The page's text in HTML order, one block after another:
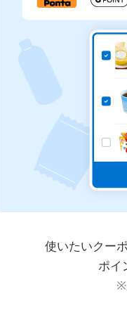
使いたいクー
ポイ